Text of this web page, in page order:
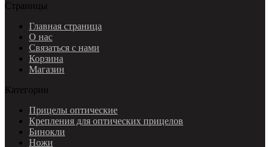
Страницы
Главная страница
О нас
Связаться с нами
Корзина
Магазин
Категории
Прицелы оптические
Крепления для оптических прицелов
Бинокли
Ножи